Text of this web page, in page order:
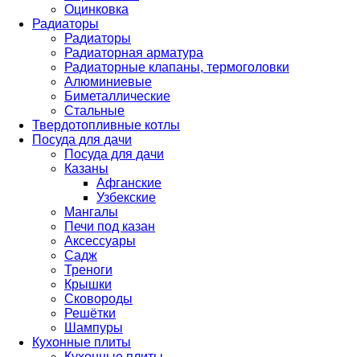
Оцинковка
Радиаторы
Радиаторы
Радиаторная арматура
Радиаторные клапаны, термоголовки
Алюминиевые
Биметаллические
Стальные
Твердотопливные котлы
Посуда для дачи
Посуда для дачи
Казаны
Афганские
Узбекские
Мангалы
Печи под казан
Аксессуары
Садж
Треноги
Крышки
Сковороды
Решётки
Шампуры
Кухонные плиты